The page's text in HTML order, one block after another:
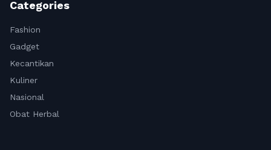
Categories
Fashion
Gadget
Kecantikan
Kuliner
Nasional
Obat Herbal